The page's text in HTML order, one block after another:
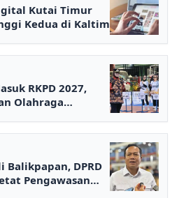
Kutai Timur
Kedua di Kaltim
RKPD 2027,
Olahraga
Balikpapan, DPRD
Pengawasan